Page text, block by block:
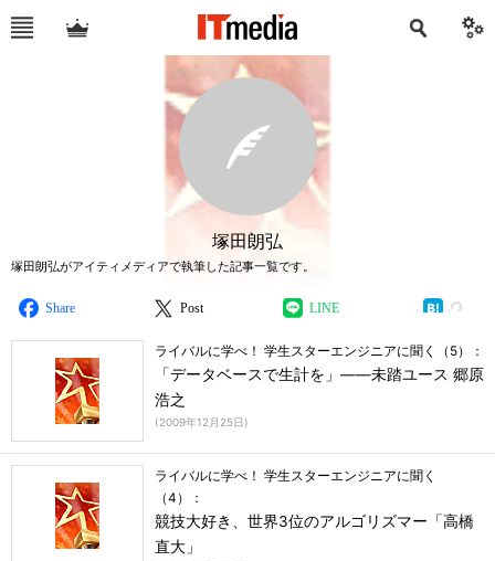
塚田朗弘
塚田朗弘がアイティメディアで執筆した記事一覧です。
Share Post LINE
ライバルに学べ！ 学生スターエンジニアに聞く（5）：
「データベースで生計を」――未踏ユース 郷原
浩之
(2009年12月25日)
ライバルに学べ！ 学生スターエンジニアに聞く
（4）：
競技大好き、世界3位のアルゴリズマー「高橋
直大」